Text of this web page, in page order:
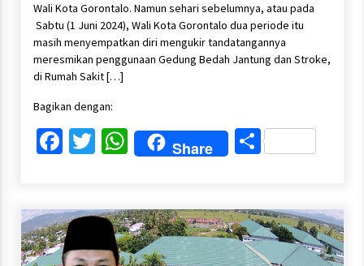
Wali Kota Gorontalo. Namun sehari sebelumnya, atau pada
Sabtu (1 Juni 2024), Wali Kota Gorontalo dua periode itu
masih menyempatkan diri mengukir tandatangannya
meresmikan penggunaan Gedung Bedah Jantung dan Stroke,
di Rumah Sakit […]
Bagikan dengan:
Facebook
Twitter
WhatsApp
Share Share